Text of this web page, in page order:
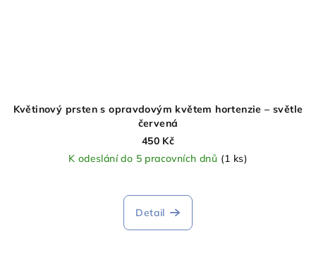
Květinový prsten s opravdovým květem hortenzie – světle
červená
450 Kč
K odeslání do 5 pracovních dnů (1 ks)
Detail